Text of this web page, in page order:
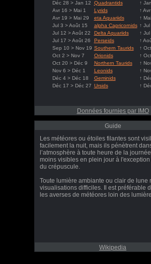
Déc 28 > Jan 12 Quadrantids
↑
Avr 16 > Mai 1
Lyrids
↑
Avr 19 > Mai 29
eta Aquariids
↑
Jul 3 > Août 15
alpha Capricornids ↑
Jul 12 > Août 22
Delta Aquariids
↑
Jul 17 > Août 26
Perseids
↑
Sep 10 > Nov 19 Southern Taurids
↑
Oct 2 > Nov 7
Orionids
↑
Oct 20 > Déc 9
Northern Taurids
↑
Nov 6 > Déc 1
Leonids
↑
Déc 4 > Déc 18
Geminids
↑
Déc 17 > Déc 27 Ursids ↑
Données fournies par IMO
Guide
Les météores ou étoiles filantes sont
facilement la nuit, mais ils pénètrent
l’atmosphère à toute heure de la
moins visibles en plein jour à
du crépuscule.
Toute lumière ambiante ou clair de lune
visualisations difficiles. Il est préférable
les averses de météores loin des
Wikipedia